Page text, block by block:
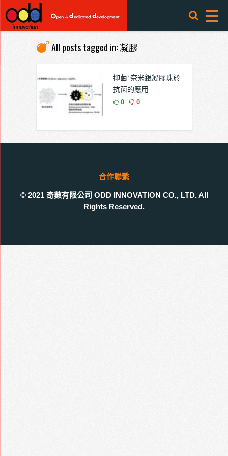
All posts tagged in: 凝膠
抑菌: 奈米銀凝膠珠於
抗菌的應用
0 0
合作聯繫
© 2021 奇數有限公司 ODD INNOVATION CO., LTD. All
Rights Reserved.